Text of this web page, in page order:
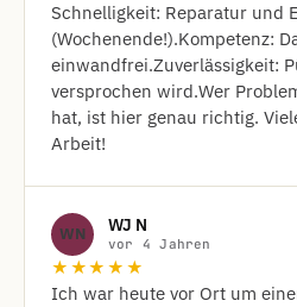
Schnelligkeit: Reparatur und
(Wochenende!). ​Kompetenz:
einwandfrei. ​Zuverlässigkeit:
versprochen wird. ​Wer
hat, ist hier genau richtig.
Arbeit!
WN WJ N
vor 4 Jahren
★★★★★
Ich war heute vor Ort um